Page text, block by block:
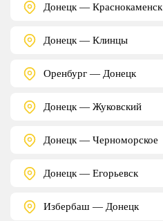
Донецк — Краснокаменск
Донецк — Клинцы
Оренбург — Донецк
Донецк — Жуковский
Донецк — Черноморское
Донецк — Егорьевск
Избербаш — Донецк